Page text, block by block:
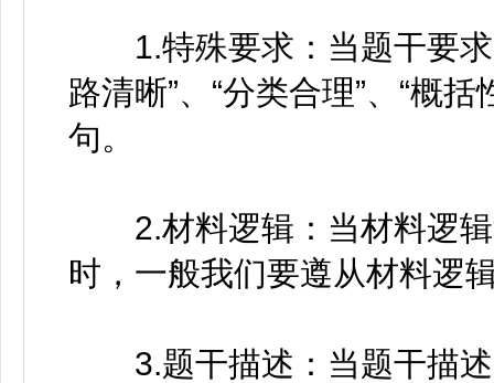
1.特殊要求：当题干要求
路清晰”、“分类合理”、“概
句。
2.材料逻辑：当材料逻辑
时，一般我们要遵从材料逻
3.题干描述：当题干描述